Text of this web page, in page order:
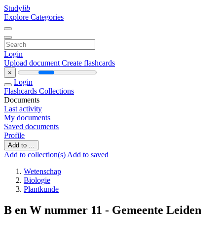
Studylib
Explore Categories
Login
Upload document Create flashcards
×
Login
Flashcards Collections
Documents
Last activity
My documents
Saved documents
Profile
Add to ...
Add to collection(s) Add to saved
Wetenschap
Biologie
Plantkunde
B en W nummer 11 - Gemeente Leiden